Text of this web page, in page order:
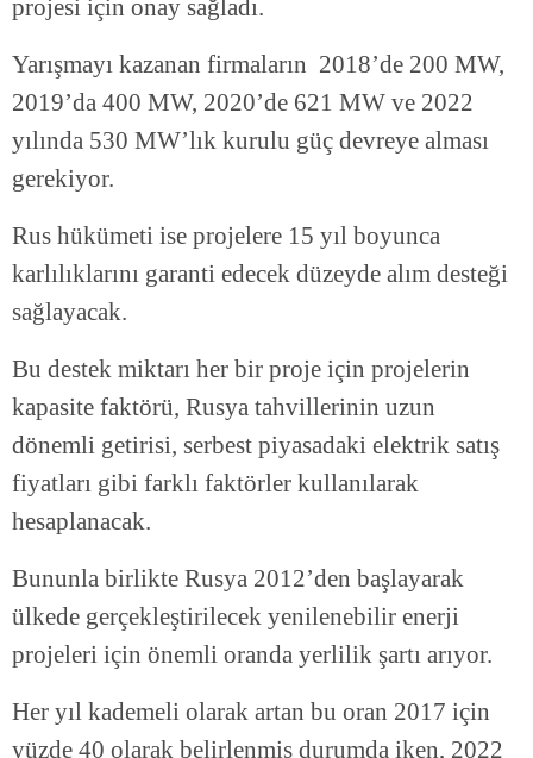
projesi için onay sağladı.
Yarışmayı kazanan firmaların 2018’de 200 MW,
2019’da 400 MW, 2020’de 621 MW ve 2022
yılında 530 MW’lık kurulu güç devreye alması
gerekiyor.
Rus hükümeti ise projelere 15 yıl boyunca
karlılıklarını garanti edecek düzeyde alım desteği
sağlayacak.
Bu destek miktarı her bir proje için projelerin
kapasite faktörü, Rusya tahvillerinin uzun
dönemli getirisi, serbest piyasadaki elektrik satış
fiyatları gibi farklı faktörler kullanılarak
hesaplanacak.
Bununla birlikte Rusya 2012’den başlayarak
ülkede gerçekleştirilecek yenilenebilir enerji
projeleri için önemli oranda yerlilik şartı arıyor.
Her yıl kademeli olarak artan bu oran 2017 için
yüzde 40 olarak belirlenmiş durumda iken, 2022